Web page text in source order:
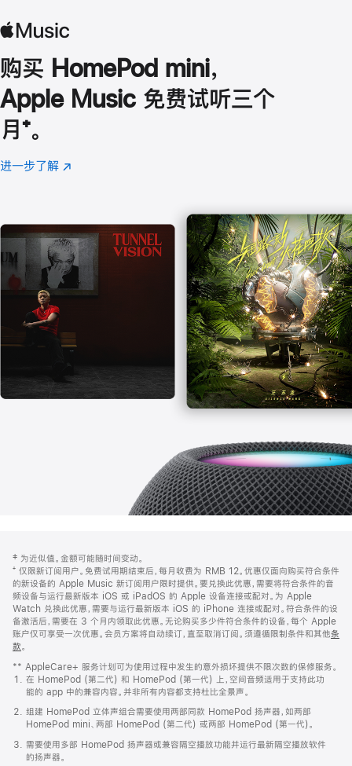
购买 HomePod mini，
Apple Music 免费试听三个
月 脚
注
⁺。
进一步了解 Apple
(在
口
中
打
开)
页
页
脚
注
‡ 为近似值。金额可能随时间变动。
⁺ 仅限新订阅用户。免费试用期结束后，每月收费为 RMB 12。优惠仅面向购买符合条件
的新设备的 Apple Music 新订阅用户限时提供。要兑换此优惠，需要将符合条件的音
频设备与运行最新版本 iOS 或 iPadOS 的 Apple 设备连接或配对。为 Apple
Watch 兑换此优惠，需要与运行最新版本 iOS 的 iPhone 连接或配对。符合条件的设
备激活后，需要在 3 个月内领取此优惠。无论购买多少件符合条件的设备，每个 Apple
账户仅可享受一次优惠。会员方案将自动续订，直至取消订阅。须遵循限制条件和其他条
款。
窗
口
中
打
开)
** AppleCare+ 服务计划可为使用过程中发生的意外损坏提供不限次数的保修服务。
在 HomePod (第二代) 和 HomePod (第一代) 上，空间音频适用于支持此功
能的 app 中的兼容内容。并非所有内容都支持杜比全景声。
组建 HomePod 立体声组合需要使用两部同款 HomePod 扬声器，如两部
HomePod mini、两部 HomePod (第二代) 或两部 HomePod (第一代)。
需要使用多部 HomePod 扬声器或兼容隔空播放功能并运行最新隔空播放软件
的扬声器。